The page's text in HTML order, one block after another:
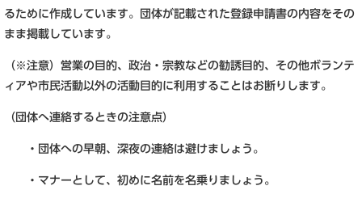
るために作成しています。団体が記載された登録申請書の内容をその
まま掲載しています。
（※注意）営業の目的、政治・宗教などの勧誘目的、その他ボランテ
ィアや市民活動以外の活動目的に利用することはお断りします。
（団体へ連絡するときの注意点）
・団体への早朝、深夜の連絡は避けましょう。
・マナーとして、初めに名前を名乗りましょう。